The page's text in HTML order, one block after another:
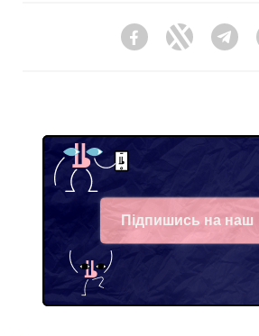
FacebookTwitter
Підпишись на наш
Facebook